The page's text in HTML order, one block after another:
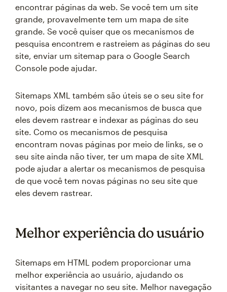
encontrar páginas da web. Se você tem um site
grande, provavelmente tem um mapa de site
grande. Se você quiser que os mecanismos de
pesquisa encontrem e rastreiem as páginas do seu
site, enviar um sitemap para o Google Search
Console pode ajudar.
Sitemaps XML também são úteis se o seu site for
novo, pois dizem aos mecanismos de busca que
eles devem rastrear e indexar as páginas do seu
site. Como os mecanismos de pesquisa
encontram novas páginas por meio de links, se o
seu site ainda não tiver, ter um mapa de site XML
pode ajudar a alertar os mecanismos de pesquisa
de que você tem novas páginas no seu site que
eles devem rastrear.
Melhor experiência do usuário
Sitemaps em HTML podem proporcionar uma
melhor experiência ao usuário, ajudando os
visitantes a navegar no seu site. Melhor navegação